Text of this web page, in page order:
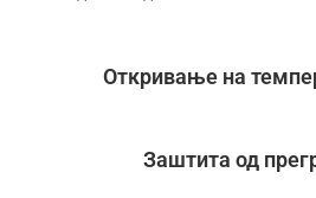
Откривање на
Заштита од